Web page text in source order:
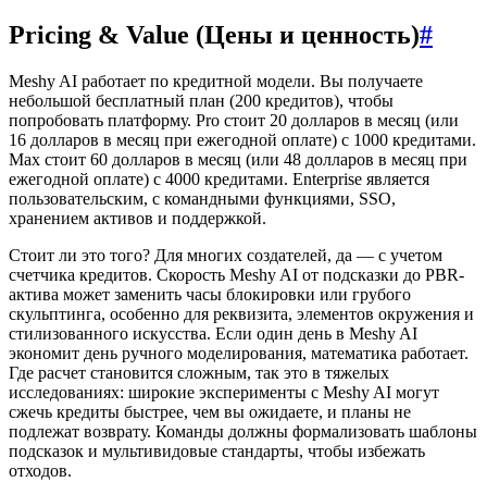
Pricing & Value (Цены и ценность)#
Meshy AI работает по кредитной модели. Вы получаете
небольшой бесплатный план (200 кредитов), чтобы
попробовать платформу. Pro стоит 20 долларов в месяц (или
16 долларов в месяц при ежегодной оплате) с 1000 кредитами.
Max стоит 60 долларов в месяц (или 48 долларов в месяц при
ежегодной оплате) с 4000 кредитами. Enterprise является
пользовательским, с командными функциями, SSO,
хранением активов и поддержкой.
Стоит ли это того? Для многих создателей, да — с учетом
счетчика кредитов. Скорость Meshy AI от подсказки до PBR-
актива может заменить часы блокировки или грубого
скульптинга, особенно для реквизита, элементов окружения и
стилизованного искусства. Если один день в Meshy AI
экономит день ручного моделирования, математика работает.
Где расчет становится сложным, так это в тяжелых
исследованиях: широкие эксперименты с Meshy AI могут
сжечь кредиты быстрее, чем вы ожидаете, и планы не
подлежат возврату. Команды должны формализовать шаблоны
подсказок и мультивидовые стандарты, чтобы избежать
отходов.